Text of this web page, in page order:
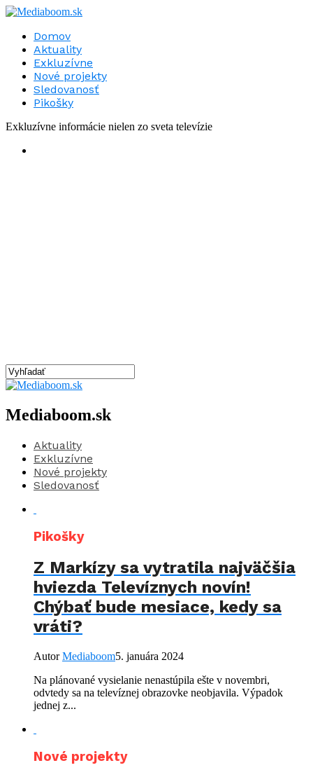
Domov
Aktuality
Exkluzívne
Nové projekty
Sledovanosť
Pikošky
Exkluzívne informácie nielen zo sveta televízie
Mediaboom.sk
Aktuality
Exkluzívne
Nové projekty
Sledovanosť
Pikošky
Z Markízy sa vytratila najväčšia
hviezda Televíznych novín!
Chýbať bude mesiace, kedy sa
vráti?
AutorMediaboom5. januára 2024
Na plánované vysielanie nenastúpila ešte v novembri,
odvtedy sa na televíznej obrazovke neobjavila. Výpadok
jednej z...
Nové projekty